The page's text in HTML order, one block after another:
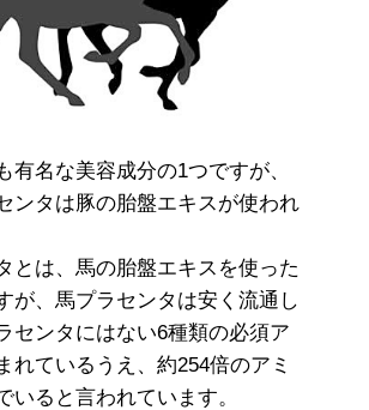
有名な美容成分の1つですが、
ンタは豚の胎盤エキスが使われ
とは、馬の胎盤エキスを使った
が、馬プラセンタは安く流通し
センタにはない6種類の必須ア
れているうえ、約254倍のアミ
いると言われています。